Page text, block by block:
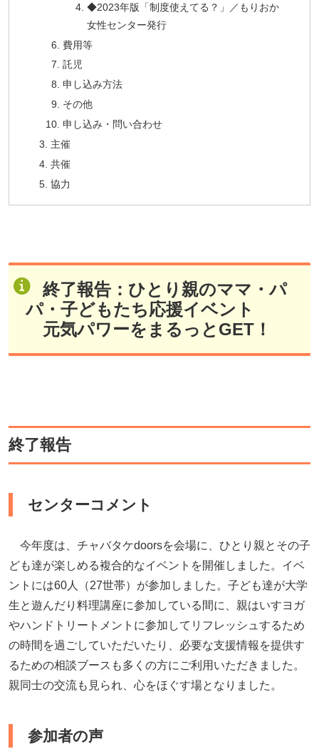
◆2023年版「制度使えてる？」／もりおか
女性センター発行
費用等
託児
申し込み方法
その他
申し込み・問い合わせ
主催
共催
協力
終了報告：ひとり親のママ・パ
パ・子どもたち応援イベント
元気パワーをまるっとGET！
終了報告
センターコメント
今年度は、チャバタケdoorsを会場に、ひとり親とその子
ども達が楽しめる複合的なイベントを開催しました。イベ
ントには60人（27世帯）が参加しました。子ども達が大学
生と遊んだり料理講座に参加している間に、親はいすヨガ
やハンドトリートメントに参加してリフレッシュするため
の時間を過ごしていただいたり、必要な支援情報を提供す
るための相談ブースも多くの方にご利用いただきました。
親同士の交流も見られ、心をほぐす場となりました。
参加者の声